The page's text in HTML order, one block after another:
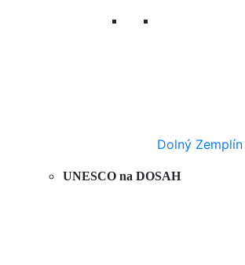
Dolný Zemplín
UNESCO na DOSAH